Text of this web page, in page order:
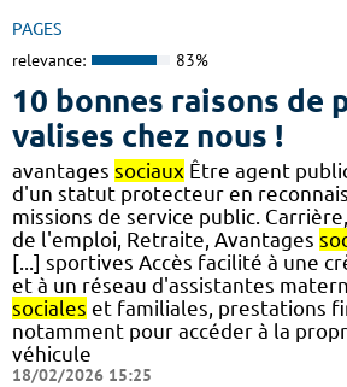
PAGES
relevance: 83%
10 bonnes raisons de
valises chez nous !
avantages sociaux Être agent
d'un statut protecteur en
missions de service public.
de l'emploi, Retraite, Avantages
[...] sportives Accès facilité à une
et à un réseau d'assistantes
sociales et familiales, prestations
notamment pour accéder à la
véhicule
18/02/2026 15:25